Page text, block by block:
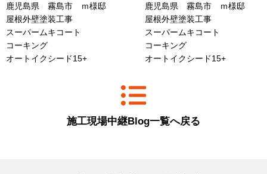
鹿児島県 霧島市 ｍ様邸
屋根外壁塗装工事
スーパームキコート
コーキング
オートイクシード15+
施工現場中継Blog一覧へ戻る
鹿児島県 霧島市 ｍ様邸
屋根外壁塗装工事
スーパームキコート
コーキング
オートイクシード15+